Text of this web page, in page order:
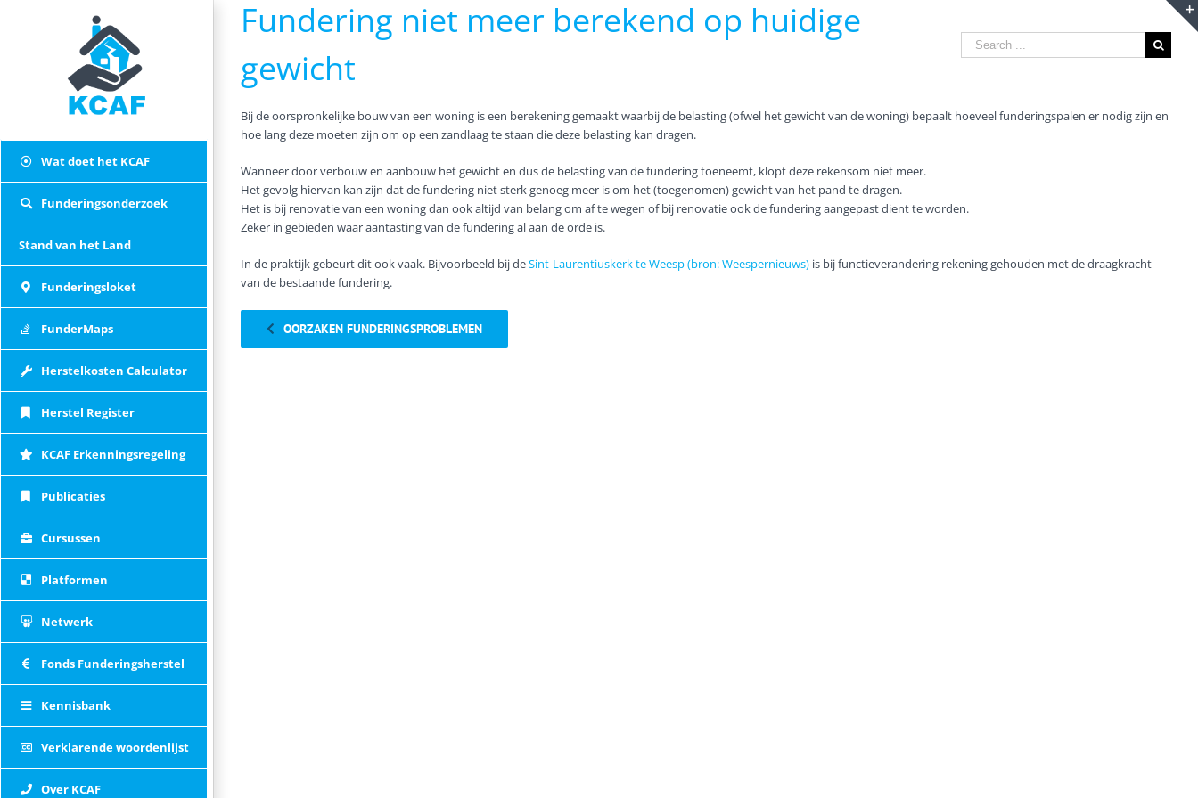
Wat doet het KCAF
Funderingsonderzoek
Stand van het Land
Funderingsloket
FunderMaps
Herstelkosten Calculator
Herstel Register
KCAF Erkenningsregeling
Publicaties
Cursussen
Platformen
Netwerk
Fonds Funderingsherstel
Kennisbank
Verklarende woordenlijst
Over KCAF
Fundering niet meer berekend op huidige
gewicht
Search
for:
Bij de oorspronkelijke bouw van een woning is een berekening gemaakt waarbij de belasting (ofwel het gewicht van de woning) bepaalt hoeveel funderingspalen er nodig zijn en
hoe lang deze moeten zijn om op een zandlaag te staan die deze belasting kan dragen.
Wanneer door verbouw en aanbouw het gewicht en dus de belasting van de fundering toeneemt, klopt deze rekensom niet meer.
Het gevolg hiervan kan zijn dat de fundering niet sterk genoeg meer is om het (toegenomen) gewicht van het pand te dragen.
Het is bij renovatie van een woning dan ook altijd van belang om af te wegen of bij renovatie ook de fundering aangepast dient te worden.
Zeker in gebieden waar aantasting van de fundering al aan de orde is.
In de praktijk gebeurt dit ook vaak. Bijvoorbeeld bij deSint-Laurentiuskerk te Weesp (bron: Weespernieuws) is bij functieverandering rekening gehouden met de draagkracht
van de bestaande fundering.
OORZAKEN FUNDERINGSPROBLEMEN